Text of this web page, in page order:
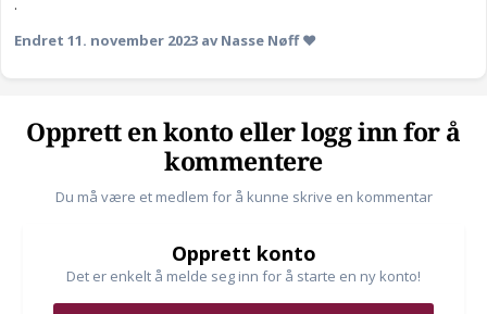
.
Endret 11. november 2023 av Nasse Nøff ❤
Opprett en konto eller logg inn for å
kommentere
Du må være et medlem for å kunne skrive en kommentar
Opprett konto
Det er enkelt å melde seg inn for å starte en ny konto!